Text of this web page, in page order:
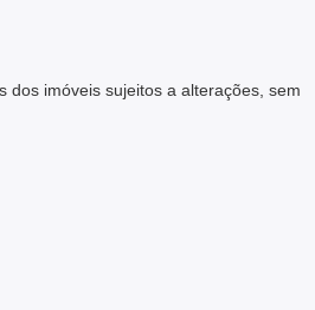
dos imóveis sujeitos a alterações, sem